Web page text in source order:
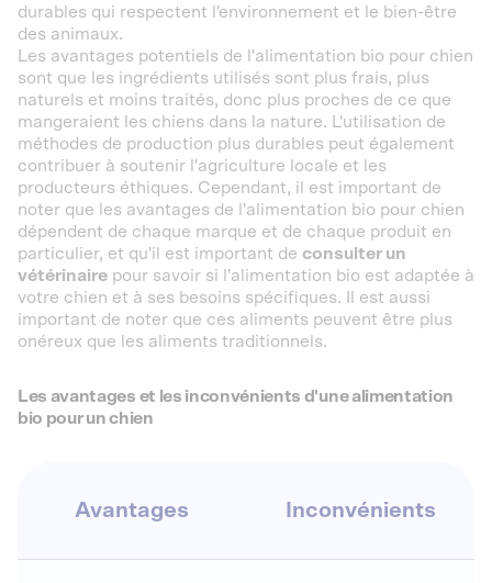
durables qui respectent l'environnement et le bien-être
des animaux.
Les avantages potentiels de l'alimentation bio pour chien
sont que les ingrédients utilisés sont plus frais, plus
naturels et moins traités, donc plus proches de ce que
mangeraient les chiens dans la nature. L'utilisation de
méthodes de production plus durables peut également
contribuer à soutenir l'agriculture locale et les
producteurs éthiques. Cependant, il est important de
noter que les avantages de l'alimentation bio pour chien
dépendent de chaque marque et de chaque produit en
particulier, et qu'il est important de consulter un
vétérinaire pour savoir si l'alimentation bio est adaptée à
votre chien et à ses besoins spécifiques. Il est aussi
important de noter que ces aliments peuvent être plus
onéreux que les aliments traditionnels.
Les avantages et les inconvénients d'une alimentation
bio pour un chien
Avantages Inconvénients